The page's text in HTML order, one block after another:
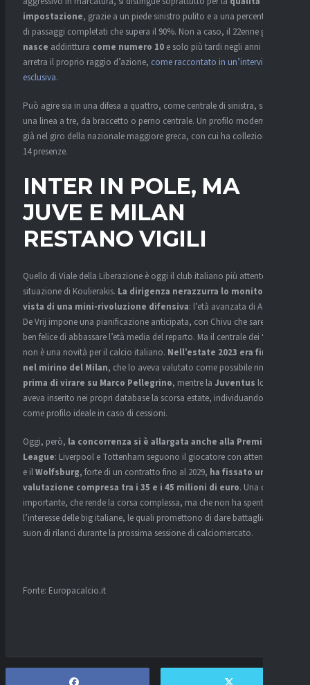
impostazione, grazie a un piede sinistro pulito e a una percentuale
di passaggi completati che supera il 90%. Non a caso, il 22enne greco
nasce addirittura come numero 10 e solo più tardi negli anni
arretra il proprio raggio d’azione, come raccontato in un’intervista
esclusiva.
Può agire sia in una difesa a quattro, come centrale di sinistra, sia in
una linea a tre, da braccetto o perno centrale. Un profilo moderno,
già nel giro della nazionale maggiore greca, con cui ha collezionato
14 presenze.
INTER IN POLE, MA
JUVE E MILAN
RESTANO VIGILI
Quello di Viale della Liberazione è oggi il club italiano più attento alla
situazione di Koulierakis. La dirigenza nerazzurra lo monitora in
vista di una mini-rivoluzione difensiva: l’età avanzata di Acerbi e
De Vrij impone una pianificazione anticipata, con Chivu che sarebbe
ben felice di abbassare l’età media del reparto. Ma il centrale dei “Lupi”
non è una novità per il calcio italiano. Nell’estate 2023 era finito
nel mirino del Milan, che lo aveva valutato come possibile rinforzo
prima di virare su Marco Pellegrino, mentre la Juventus lo
aveva inserito nei propri database la scorsa estate, individuandolo
come profilo ideale in caso di cessioni.
Oggi, però, la concorrenza si è allargata anche alla Premier
League: Liverpool e Tottenham seguono il giocatore con attenzione,
e ilWolfsburg, forte di un contratto fino al 2029, ha fissato una
valutazione compresa tra i 35 e i 45 milioni di euro. Una cifra
importante, che rende la corsa complessa, ma che non ha spento
l’interesse delle big italiane, le quali promettono di dare battaglia a
suon di rilanci durante la prossima sessione di calciomercato.
Fonte: Europacalcio.it